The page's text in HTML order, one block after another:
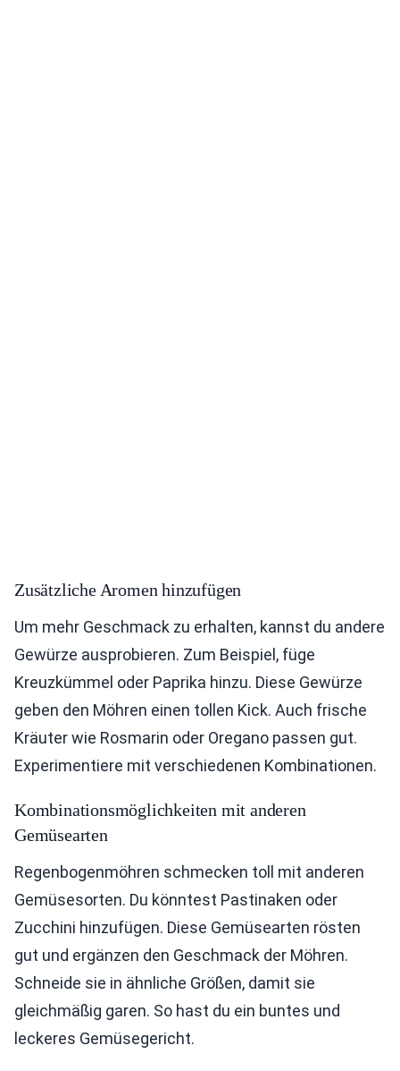
Zusätzliche Aromen hinzufügen
Um mehr Geschmack zu erhalten, kannst du andere
Gewürze ausprobieren. Zum Beispiel, füge
Kreuzkümmel oder Paprika hinzu. Diese Gewürze
geben den Möhren einen tollen Kick. Auch frische
Kräuter wie Rosmarin oder Oregano passen gut.
Experimentiere mit verschiedenen Kombinationen.
Kombinationsmöglichkeiten mit anderen
Gemüsearten
Regenbogenmöhren schmecken toll mit anderen
Gemüsesorten. Du könntest Pastinaken oder
Zucchini hinzufügen. Diese Gemüsearten rösten
gut und ergänzen den Geschmack der Möhren.
Schneide sie in ähnliche Größen, damit sie
gleichmäßig garen. So hast du ein buntes und
leckeres Gemüsegericht.